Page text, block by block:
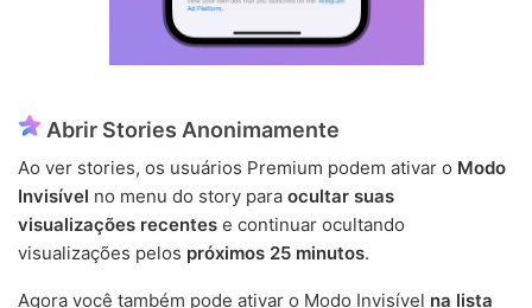
Abrir Stories Anonimamente
Ao ver stories, os usuários Premium podem ativar o Modo
Invisível no menu do story para ocultar suas
visualizações recentes e continuar ocultando
visualizações pelos próximos 25 minutos.
Agora você também pode ativar o Modo Invisível na lista